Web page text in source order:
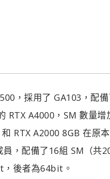
，採用了 GA103，配
RTX A4000，SM 數量
RTX A2000 8GB 在原
，配備了16組 SM（共
後者為64bit。